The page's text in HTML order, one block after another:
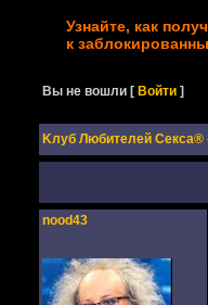
Узнайте, как
к
Вы не вошли [Войти ]
Kлуб Любителей Секса®
nood43